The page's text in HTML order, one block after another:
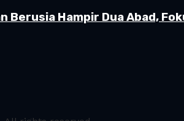
Berusia Hampir Dua Abad,